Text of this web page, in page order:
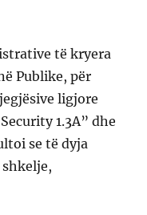
të kryera
Publike, për
ligjore
1.3A” dhe
se të dyja